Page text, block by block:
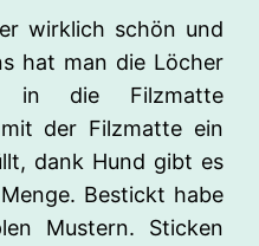
wirklich schön und
hat man die Löcher
in die Filzmatte
der Filzmatte ein
dank Hund gibt es
Bestickt habe
Mustern. Sticken